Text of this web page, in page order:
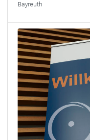
Bayreuth